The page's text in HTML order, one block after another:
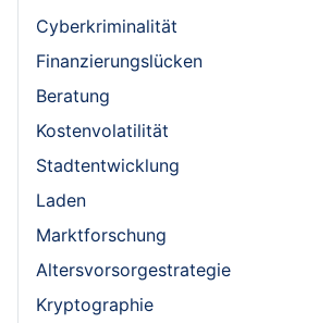
Cyberkriminalität
Finanzierungslücken
Beratung
Kostenvolatilität
Stadtentwicklung
Laden
Marktforschung
Altersvorsorgestrategie
Kryptographie